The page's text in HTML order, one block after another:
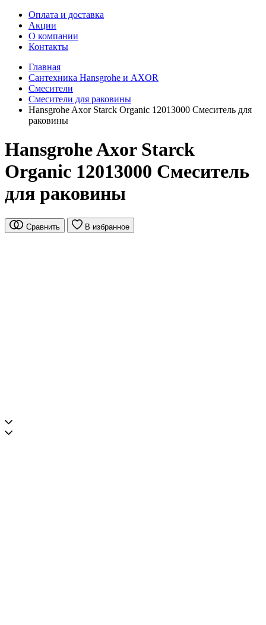
Оплата и доставка
Акции
О компании
Контакты
Главная
Сантехника Hansgrohe и AXOR
Смесители
Смесители для раковины
Hansgrohe Axor Starck Organic 12013000 Смеситель для
раковины
Hansgrohe Axor Starck
Organic 12013000 Смеситель
для раковины
Сравнить В избранное